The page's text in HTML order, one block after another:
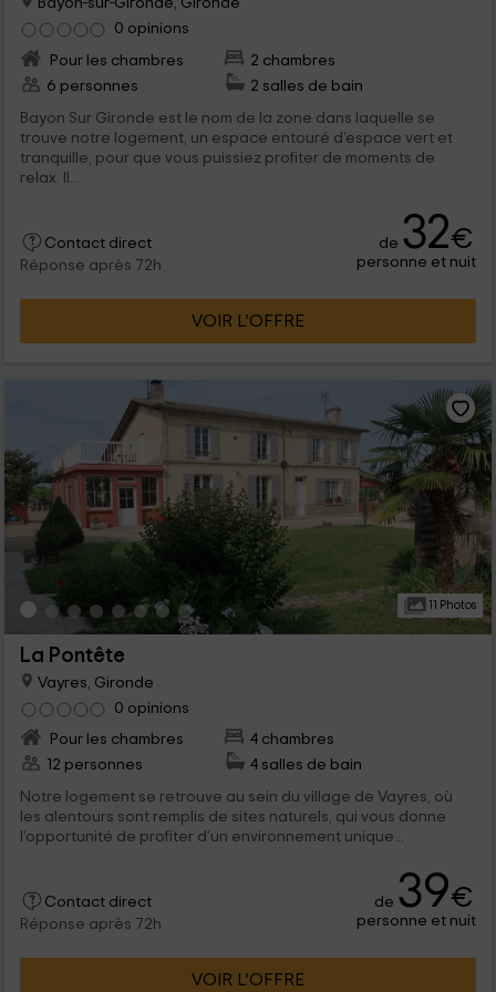
0 opinions
Pour les chambres
2 chambres
6 personnes
2 salles de bain
Bayon Sur Gironde est le nom de la zone dans laquelle se
trouve notre logement, un espace entouré d’espace vert et
tranquille, pour que vous puissiez profiter de moments de
relax. Il...
Contact direct
Réponse après 72h
de 32€
personne et nuit
VOIR L’OFFRE
11 Photos
La Pontête
Vayres, Gironde
0 opinions
Pour les chambres
4 chambres
12 personnes
4 salles de bain
Notre logement se retrouve au sein du village de Vayres, où
les alentours sont remplis de sites naturels, qui vous donne
l’opportunité de profiter d’un environnement unique...
Contact direct
Réponse après 72h
de 39€
personne et nuit
VOIR L’OFFRE